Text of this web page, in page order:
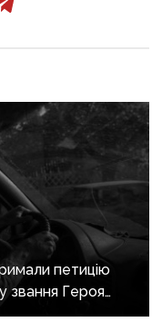
петицію
звання Героя